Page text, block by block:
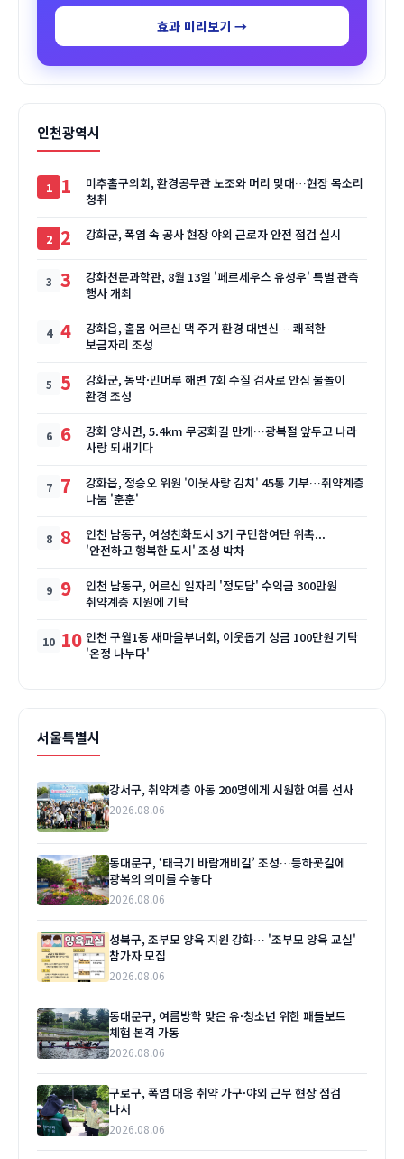
효과 미리보기 →
인천광역시
1
미추홀구의회, 환경공무관 노조와 머리 맞대…현장 목소리
청취
2 강화군, 폭염 속 공사 현장 야외 근로자 안전 점검 실시
3
강화천문과학관, 8월 13일 '페르세우스 유성우' 특별 관측
행사 개최
4
강화읍, 홀몸 어르신 댁 주거 환경 대변신… 쾌적한
보금자리 조성
5
강화군, 동막·민머루 해변 7회 수질 검사로 안심 물놀이
환경 조성
6
강화 양사면, 5.4km 무궁화길 만개…광복절 앞두고 나라
사랑 되새기다
7
강화읍, 정승오 위원 '이웃사랑 김치' 45통 기부…취약계층
나눔 '훈훈'
8
인천 남동구, 여성친화도시 3기 구민참여단 위촉...
'안전하고 행복한 도시' 조성 박차
9
인천 남동구, 어르신 일자리 '정도담' 수익금 300만원
취약계층 지원에 기탁
10 인천 구월1동 새마을부녀회, 이웃돕기 성금 100만원 기탁
'온정 나누다'
서울특별시
강서구, 취약계층 아동 200명에게 시원한 여름 선사
2026.08.06
동대문구, ‘태극기 바람개비길’ 조성…등하굣길에
광복의 의미를 수놓다
2026.08.06
성북구, 조부모 양육 지원 강화… '조부모 양육 교실'
참가자 모집
2026.08.06
동대문구, 여름방학 맞은 유·청소년 위한 패들보드
체험 본격 가동
2026.08.06
구로구, 폭염 대응 취약 가구·야외 근무 현장 점검
나서
2026.08.06